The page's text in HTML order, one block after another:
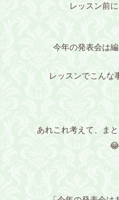
レッスン前
今年の発表会は
レッスンでこんな
あれこれ考えて、ま
😂